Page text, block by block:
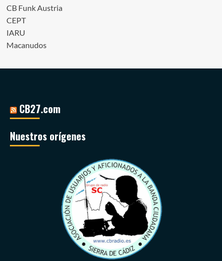
CB Funk Austria
CEPT
IARU
Macanudos
CB27.com
Nuestros orígenes